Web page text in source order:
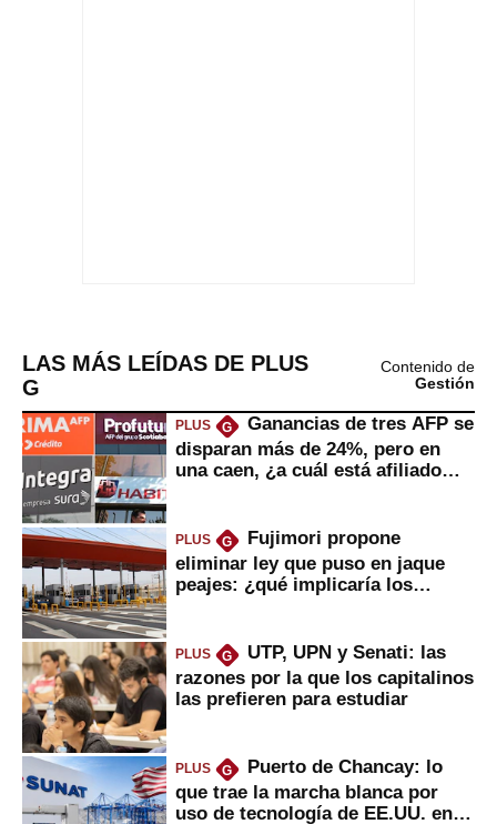
LAS MÁS LEÍDAS DE PLUS
G
Contenido de
Gestión
PLUS G
Ganancias de tres AFP se
disparan más de 24%, pero en
una caen, ¿a cuál está afiliado
PLUS G
Fujimori propone
eliminar ley que puso en jaque
peajes: ¿qué implicaría los
PLUS G
UTP, UPN y Senati: las
razones por la que los capitalinos
las prefieren para estudiar
PLUS G
Puerto de Chancay: lo
que trae la marcha blanca por
uso de tecnología de EE.UU. en